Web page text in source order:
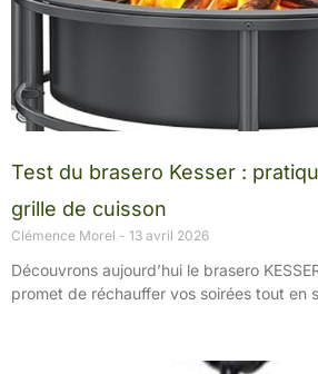
Test du brasero Kesser :
grille de cuisson
Clémence Morel 13 avril 2026
Découvrons aujourd’hui le brasero
promet de réchauffer vos soirées tout en